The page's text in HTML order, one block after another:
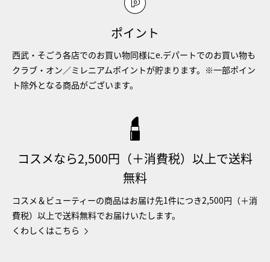
ポイント
西武・そごう各店でのお買い物同様にe.デパートでのお買い物も
クラブ・オン／ミレニアムポイントが貯まります。※一部ポイン
ト除外となる商品がございます。
コスメなら2,500円（＋消費税）以上で送料
無料
コスメ＆ビューティーの商品はお届け先1件につき2,500円（＋消
費税）以上で送料無料でお届けいたします。
くわしくはこちら